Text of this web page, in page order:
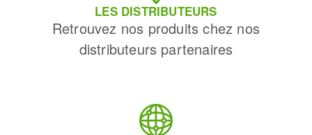
LES DISTRIBUTEURS
Retrouvez nos produits chez nos
distributeurs partenaires